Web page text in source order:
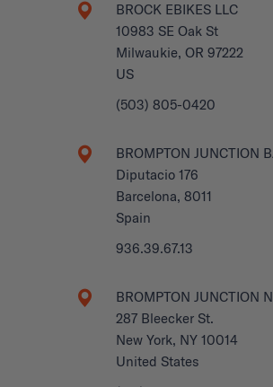
BROCK EBIKES LLC
10983 SE Oak St
Milwaukie, OR 97222
US
(503) 805-0420
BROMPTON JUNCTION
Diputacio 176
Barcelona, 8011
Spain
936.39.67.13
BROMPTON JUNCTION
287 Bleecker St.
New York, NY 10014
United States